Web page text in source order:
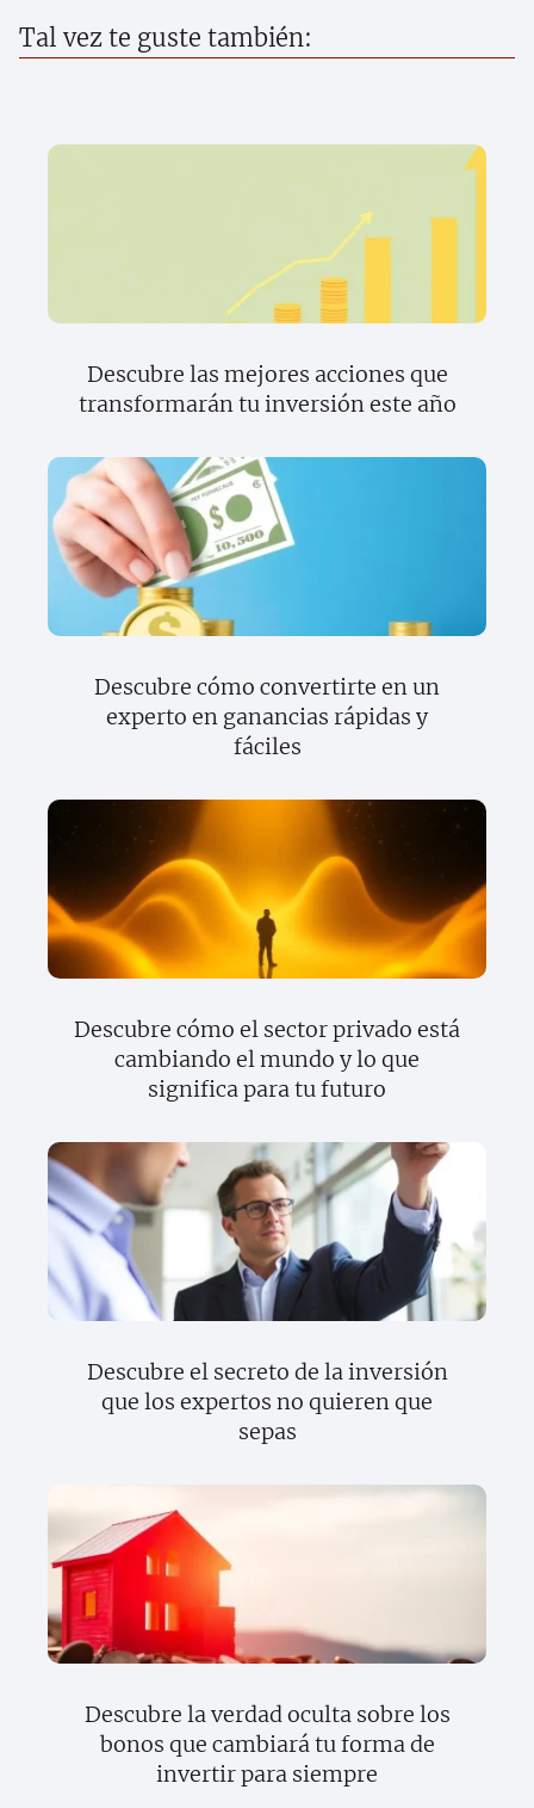
Tal vez te guste también:
Descubre las mejores acciones que
transformarán tu inversión este año
Descubre cómo convertirte en un
experto en ganancias rápidas y
fáciles
Descubre cómo el sector privado está
cambiando el mundo y lo que
significa para tu futuro
Descubre el secreto de la inversión
que los expertos no quieren que
sepas
Descubre la verdad oculta sobre los
bonos que cambiará tu forma de
invertir para siempre